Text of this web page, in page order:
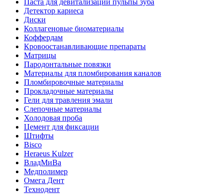
Детектор кариеса
Диски
Коллагеновые биоматериалы
Коффердам
Кровоостанавливающие препараты
Матрицы
Пародонтальные повязки
Материалы для пломбирования каналов
Пломбировочные материалы
Прокладочные материалы
Гели для травления эмали
Слепочные материалы
Холодовая проба
Цемент для фиксации
Штифты
Bisco
Heraeus Kulzer
ВладМиВа
Медполимер
Омега Дент
Технодент